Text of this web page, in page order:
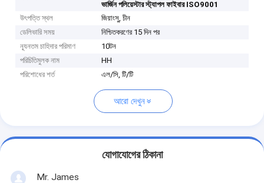
ভার্জিন পলিয়েস্টার স্ট্যাপল ফাইবার ISO9001
উৎপত্তি স্থল
জিয়াংসু, চীন
ডেলিভারি সময়
নিশ্চিতকরণের 15 দিন পর
ন্যূনতম চাহিদার পরিমাণ
10টন
পরিচিতিমুলক নাম
HH
পরিশোধের শর্ত
এল/সি, টি/টি
আরো দেখুন
যোগাযোগের ঠিকানা
Mr. James